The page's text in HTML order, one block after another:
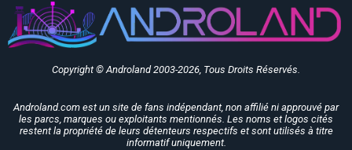
Copyright © Androland 2003-2026, Tous Droits Réservés.
Androland.com est un site de fans indépendant, non affilié ni approuvé par
les parcs, marques ou exploitants mentionnés. Les noms et logos cités
restent la propriété de leurs détenteurs respectifs et sont utilisés à titre
informatif uniquement.